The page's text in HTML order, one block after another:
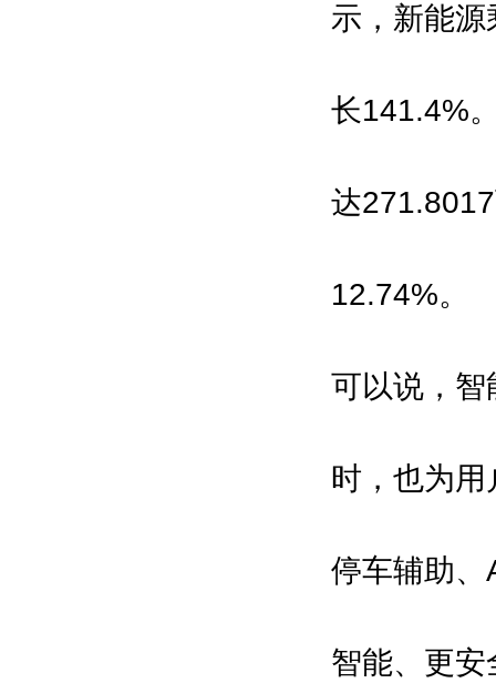
示，新能
长141.4%
达
12.74%。
可以说，智
时，也为
停车辅助、
智能、更